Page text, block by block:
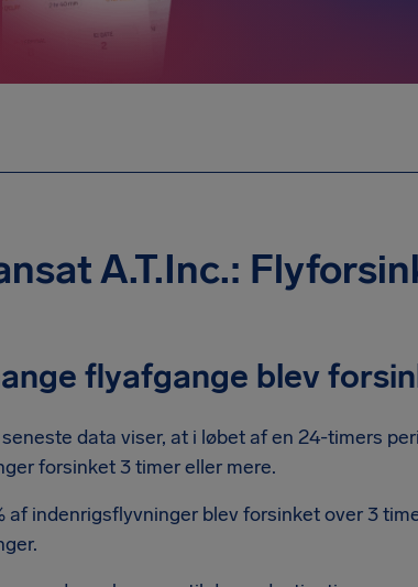
A.T.Inc.:
flyafgange blev
data viser, at i løbet af en 24-timers
forsinket 3 timer eller mere.
af indenrigsflyvninger blev forsinket over 3